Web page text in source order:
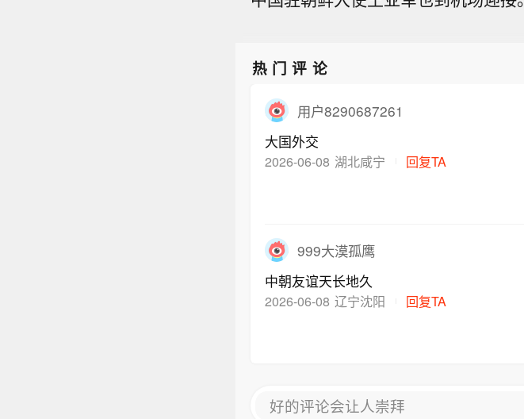
热门评论
用户8290687261
大国外交
2026-06-08 湖北咸宁 回复TA
999大漠孤鹰
中朝友谊天长地久
2026-06-08 辽宁沈阳 回复TA
好的评论会让人崇拜